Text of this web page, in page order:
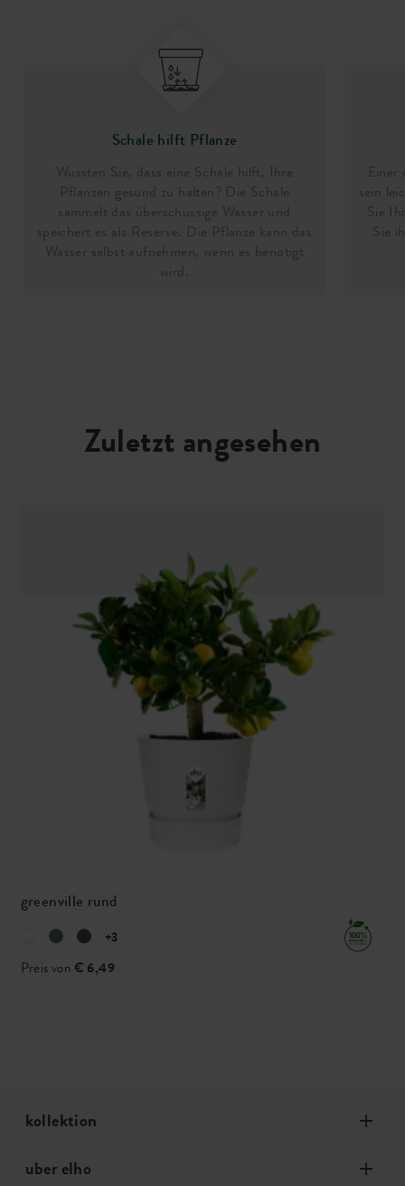
Schale hilft Pflanze
Wussten Sie, dass eine Schale hilft, Ihre
Pflanzen gesund zu halten? Die Schale
sammelt das überschüssige Wasser und
speichert es als Reserve. Die Pflanze kann das
Wasser selbst aufnehmen, wenn es benötigt
wird.
sein
Sie
Sie
Zuletzt angesehen
greenville rund
+3
Preis von € 6,49
kollektion
uber elho